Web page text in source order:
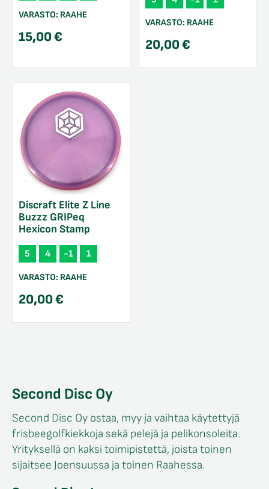
VARASTO: RAAHE
15,00€
VARASTO: RAAHE
20,00€
Discraft Elite Z Line
Buzzz GRIPeq
Hexicon Stamp
5 4 -1 1
VARASTO: RAAHE
20,00€
Second Disc Oy
Second Disc Oy ostaa, myy ja vaihtaa käytettyjä
frisbeegolfkiekkoja sekä pelejä ja pelikonsoleita.
Yrityksellä on kaksi toimipistettä, joista toinen
sijaitsee Joensuussa ja toinen Raahessa.